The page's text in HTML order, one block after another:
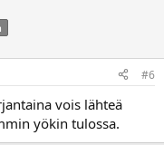
#6
vois lähteä
yökin tulossa.